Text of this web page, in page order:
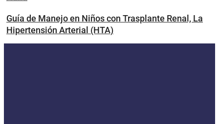
Guía de Manejo en Niños con Trasplante Renal, La
Hipertensión Arterial (HTA)